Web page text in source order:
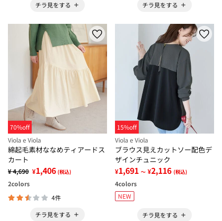
チラ見をする
チラ見をする
70%off
Viola e Viola
綿起毛素材ななめティアードス
カート
¥ 4,690 ¥1,406 (税込)
2colors
4件
チラ見をする
15%off
Viola e Viola
ブラウス見えカットソー配色デ
ザインチュニック
¥1,691 ～ ¥2,116 (税込)
4colors
NEW
チラ見をする